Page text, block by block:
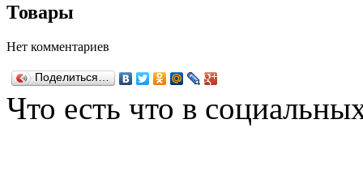
Товары
Нет комментариев
Поделиться…
Что есть что в